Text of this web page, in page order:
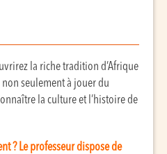
la riche tradition d’Afrique
non seulement à jouer du
la culture et l’histoire de
? Le professeur dispose de